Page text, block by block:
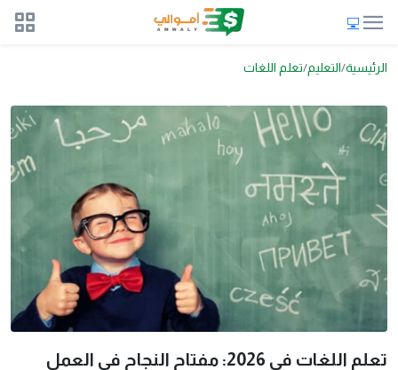
الرئيسية التعليم تعلم اللغات
تعلم اللغات في 2026: مفتاح النجاح في العمل